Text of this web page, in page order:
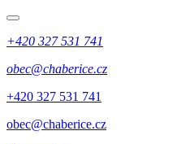
+420 327 531 741
obec@chaberice.cz
+420 327 531 741
obec@chaberice.cz